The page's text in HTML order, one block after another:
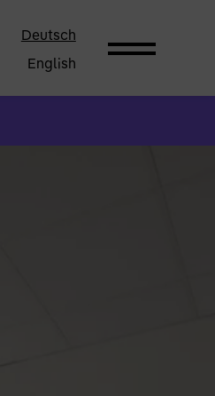
Deutsch
English